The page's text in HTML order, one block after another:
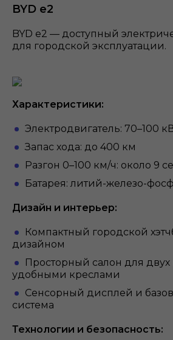
BYD e2
BYD e2 — доступный
для городской эксплуатации.
Характеристики:
Электродвигатель: 70–100
Запас хода: до 400 км
Разгон 0–100 км/ч: около 9
Батарея: литий-железо-
Дизайн и интерьер:
Компактный городской
дизайном
Просторный салон для двух
удобными креслами
Сенсорный дисплей и
система
Технологии и безопасность: